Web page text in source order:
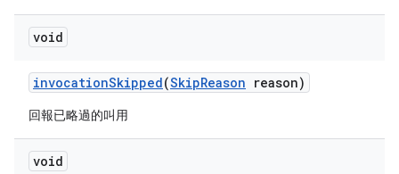
void
invocationSkipped(SkipReason reason)
回報已略過的叫用
void